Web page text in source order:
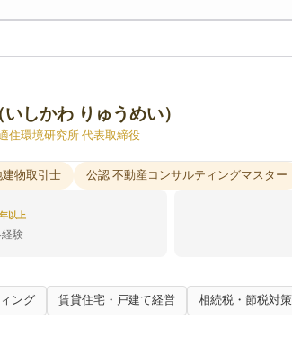
しかわ りゅうめい）
住環境研究所 代表取締役
建物取引士 公認 不動産コンサルティングマスター
年以上
経験
ング 賃貸住宅・戸建て経営 相続税・節税対策